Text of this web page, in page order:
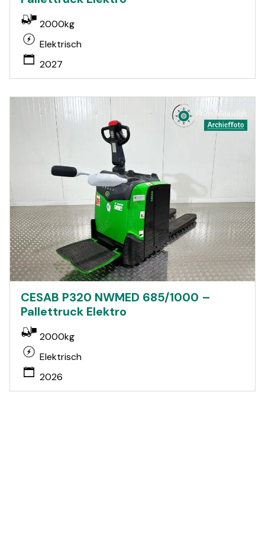
2000kg
Elektrisch
2027
CESAB P320 NWMED 685/1000 –
Pallettruck Elektro
2000kg
Elektrisch
2026